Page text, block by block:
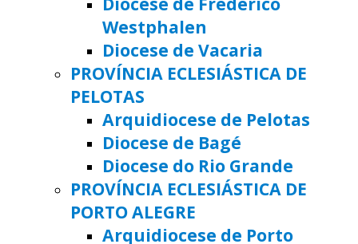
Westphalen
Diocese de Vacaria
PROVÍNCIA ECLESIÁSTICA DE
PELOTAS
Arquidiocese de Pelotas
Diocese de Bagé
Diocese do Rio Grande
PROVÍNCIA ECLESIÁSTICA DE
PORTO ALEGRE
Arquidiocese de Porto